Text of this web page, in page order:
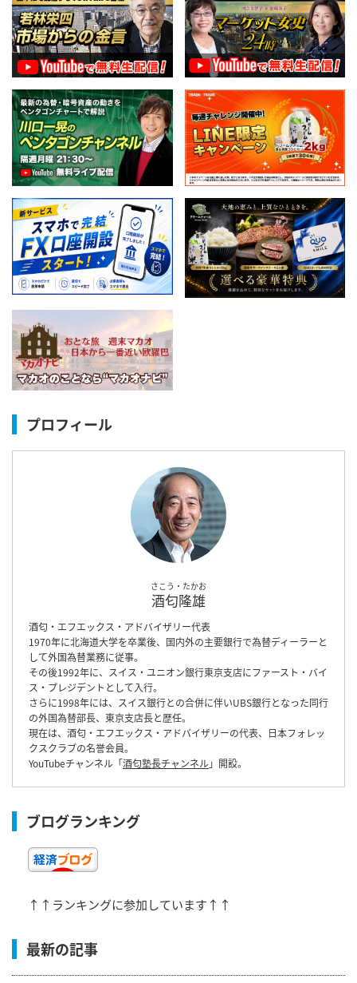
プロフィール
さこう・たかお
酒匂隆雄
酒匂・エフエックス・アドバイザリー代表
1970年に北海道大学を卒業後、国内外の主要銀行で為替ディーラーと
して外国為替業務に従事。
その後1992年に、スイス・ユニオン銀行東京支店にファースト・バイ
ス・プレジデントとして入行。
さらに1998年には、スイス銀行との合併に伴いUBS銀行となった同行
の外国為替部長、東京支店長と歴任。
現在は、酒匂・エフエックス・アドバイザリーの代表、日本フォレッ
クスクラブの名誉会員。
YouTubeチャンネル「酒匂塾長チャンネル」開設。
ブログランキング
↑↑ランキングに参加しています↑↑
最新の記事